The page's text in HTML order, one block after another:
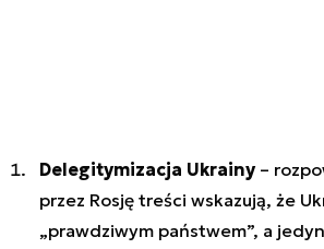
Delegitymizacja Ukrainy–
przez Rosję treści wskazują, że
„prawdziwym państwem”, a